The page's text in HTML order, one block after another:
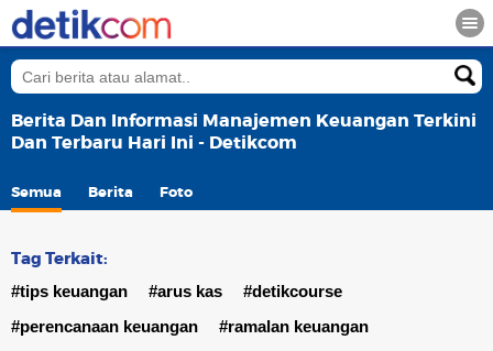
Berita Dan Informasi Manajemen Keuangan Terkini
Dan Terbaru Hari Ini - Detikcom
Semua Berita Foto
Tag Terkait:
#tips keuangan #arus kas
#detikcourse
#perencanaan keuangan
#ramalan keuangan